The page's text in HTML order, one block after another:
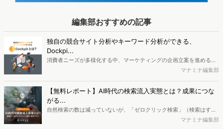
編集部おすすめの記事
独自の競合サイト分析やキーワード分析ができる、
Dockpi...
消費者ニーズが多様化する中、マーケティングの企画立案を進める上
で、競合分析や消費者分析の重要性がより高まっています。Web行動
データを活用し、Web上の消費者行動を起点とした競合サイト分析や
消費者分析が可能です。今回はDockpitならではの利便性の高い機能
や活用方法を解説します。
マナミナ編集部
【無料レポート】AI時代の検索流入実態とは？成果につな
がる...
自然検索の数は減っていないが、「ゼロクリック検索」（検索はする
がページには流入しない）の割合が増加しているのが、AI時代の検索
マナミナ編集部